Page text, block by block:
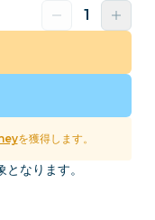
を獲得します。
なります。